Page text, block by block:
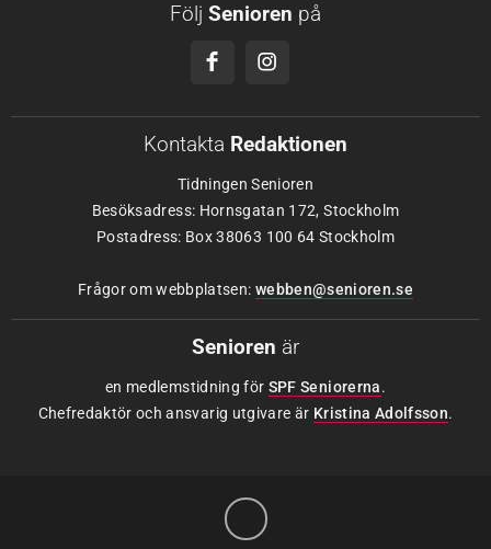
Följ Senioren på
Kontakta Redaktionen
Tidningen Senioren
Besöksadress: Hornsgatan 172, Stockholm
Postadress: Box 38063 100 64 Stockholm
Frågor om webbplatsen: webben@senioren.se
Senioren är
en medlemstidning för SPF Seniorerna.
Chefredaktör och ansvarig utgivare är Kristina Adolfsson.